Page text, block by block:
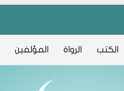
الكتب الرواة المؤلفين